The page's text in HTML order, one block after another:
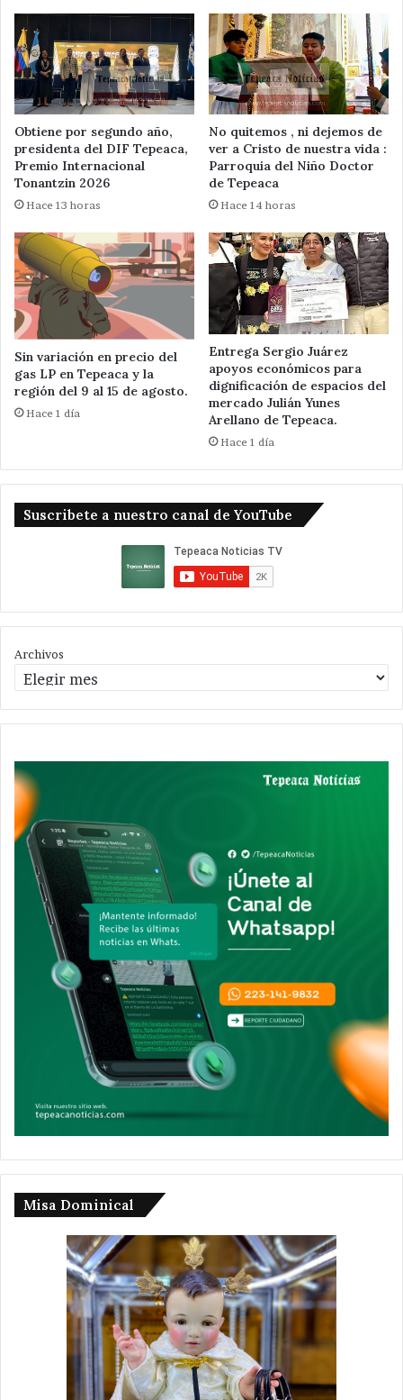
Obtiene por segundo año,
presidenta del DIF Tepeaca,
Premio Internacional
Tonantzin 2026
Hace 13 horas
No quitemos , ni dejemos de
ver a Cristo de nuestra vida :
Parroquia del Niño Doctor
de Tepeaca
Hace 14 horas
Sin variación en precio del
gas LP en Tepeaca y la
región del 9 al 15 de agosto.
Hace 1 día
Entrega Sergio Juárez
apoyos económicos para
dignificación de espacios del
mercado Julián Yunes
Arellano de Tepeaca.
Hace 1 día
Suscribete a nuestro canal de YouTube
Archivos
Misa Dominical